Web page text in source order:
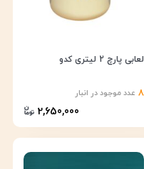
8 عدد موجود در انبار
لعابی پارچ 2 لیتری کدو
2,650,000